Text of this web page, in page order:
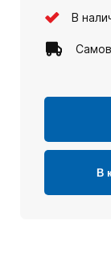
В
В